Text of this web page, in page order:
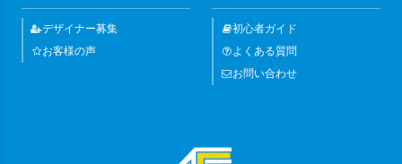
デザイナー募集
お客様の声
初心者ガイド
よくある質問
お問い合わせ